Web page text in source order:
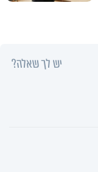
יש לך שאלה?